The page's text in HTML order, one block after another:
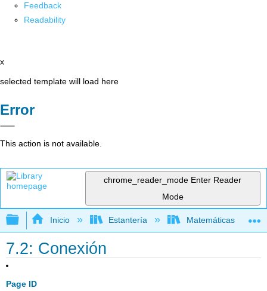
Feedback
Readability
x
selected template will load here
Error
This action is not available.
chrome_reader_mode Enter Reader
Mode
Expandir/contraer jerarquía global
Inicio Estantería Matemáticas
7.2: Conexión
Page ID